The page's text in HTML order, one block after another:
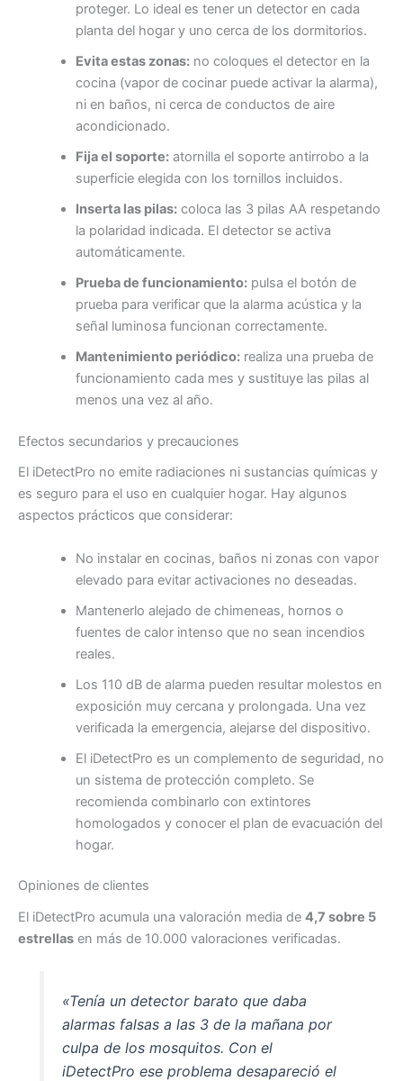
proteger. Lo ideal es tener un detector en cada
planta del hogar y uno cerca de los dormitorios.
Evita estas zonas:no coloques el detector en la
cocina (vapor de cocinar puede activar la alarma),
ni en baños, ni cerca de conductos de aire
acondicionado.
Fija el soporte:atornilla el soporte antirrobo a la
superficie elegida con los tornillos incluidos.
Inserta las pilas:coloca las 3 pilas AA respetando
la polaridad indicada. El detector se activa
automáticamente.
Prueba de funcionamiento:pulsa el botón de
prueba para verificar que la alarma acústica y la
señal luminosa funcionan correctamente.
Mantenimiento periódico:realiza una prueba de
funcionamiento cada mes y sustituye las pilas al
menos una vez al año.
Efectos secundarios y precauciones
El iDetectPro no emite radiaciones ni sustancias químicas y
es seguro para el uso en cualquier hogar. Hay algunos
aspectos prácticos que considerar:
No instalar en cocinas, baños ni zonas con vapor
elevado para evitar activaciones no deseadas.
Mantenerlo alejado de chimeneas, hornos o
fuentes de calor intenso que no sean incendios
reales.
Los 110 dB de alarma pueden resultar molestos en
exposición muy cercana y prolongada. Una vez
verificada la emergencia, alejarse del dispositivo.
El iDetectPro es un complemento de seguridad, no
un sistema de protección completo. Se
recomienda combinarlo con extintores
homologados y conocer el plan de evacuación del
hogar.
Opiniones de clientes
El iDetectPro acumula una valoración media de 4,7 sobre 5
estrellas en más de 10.000 valoraciones verificadas.
«Tenía un detector barato que daba
alarmas falsas a las 3 de la mañana por
culpa de los mosquitos. Con el
iDetectPro ese problema desapareció el